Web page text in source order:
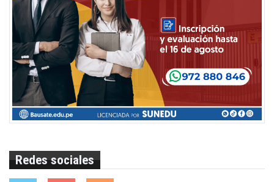
Redes sociales